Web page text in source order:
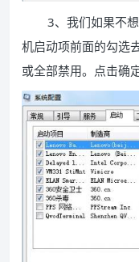
3、我们如果不
机启动项前面的勾选
或全部禁用。点击确定